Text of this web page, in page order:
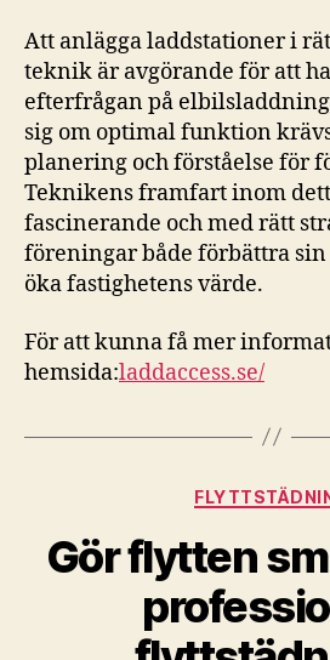
Att anlägga laddstationer i
teknik är avgörande för att
efterfrågan på
sig om optimal funktion
planering och förståelse för
Teknikens framfart inom
fascinerande och med rätt
föreningar både förbättra
öka fastighetens värde.
För att kunna få mer
hemsida:laddaccess.se/
Gör flytten